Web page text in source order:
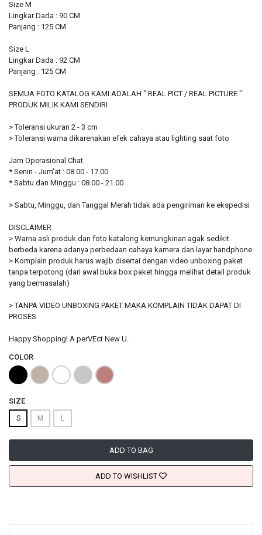
Size M
Lingkar Dada : 90 CM
Panjang : 125 CM
Size L
Lingkar Dada : 92 CM
Panjang : 125 CM
SEMUA FOTO KATALOG KAMI ADALAH " REAL PICT / REAL PICTURE "
PRODUK MILIK KAMI SENDIRI
> Toleransi ukuran 2 - 3 cm
> Toleransi warna dikarenakan efek cahaya atau lighting saat foto
Jam Operasional Chat
* Senin - Jum'at : 08.00 - 17.00
* Sabtu dan Minggu : 08.00 - 21.00
> Sabtu, Minggu, dan Tanggal Merah tidak ada pengiriman ke ekspedisi
DISCLAIMER
> Warna asli produk dan foto katalong kemungkinan agak sedikit
berbeda karena adanya perbedaan cahaya kamera dan layar handphone
> Komplain produk harus wajib disertai dengan video unboxing paket
tanpa terpotong (dari awal buka box paket hingga melihat detail produk
yang bermasalah)
> TANPA VIDEO UNBOXING PAKET MAKA KOMPLAIN TIDAK DAPAT DI
PROSES
Happy Shopping! A perVEct New U.
COLOR
SIZE
S M L
ADD TO BAG
ADD TO WISHLIST